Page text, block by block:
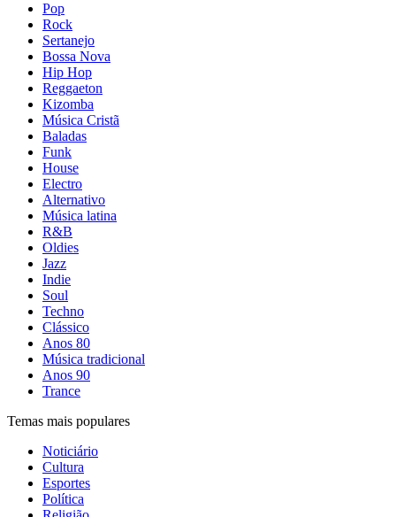
Pop
Rock
Sertanejo
Bossa Nova
Hip Hop
Reggaeton
Kizomba
Música Cristã
Baladas
Funk
House
Electro
Alternativo
Música latina
R&B
Oldies
Jazz
Indie
Soul
Techno
Clássico
Anos 80
Música tradicional
Anos 90
Trance
Temas mais populares
Noticiário
Cultura
Esportes
Política